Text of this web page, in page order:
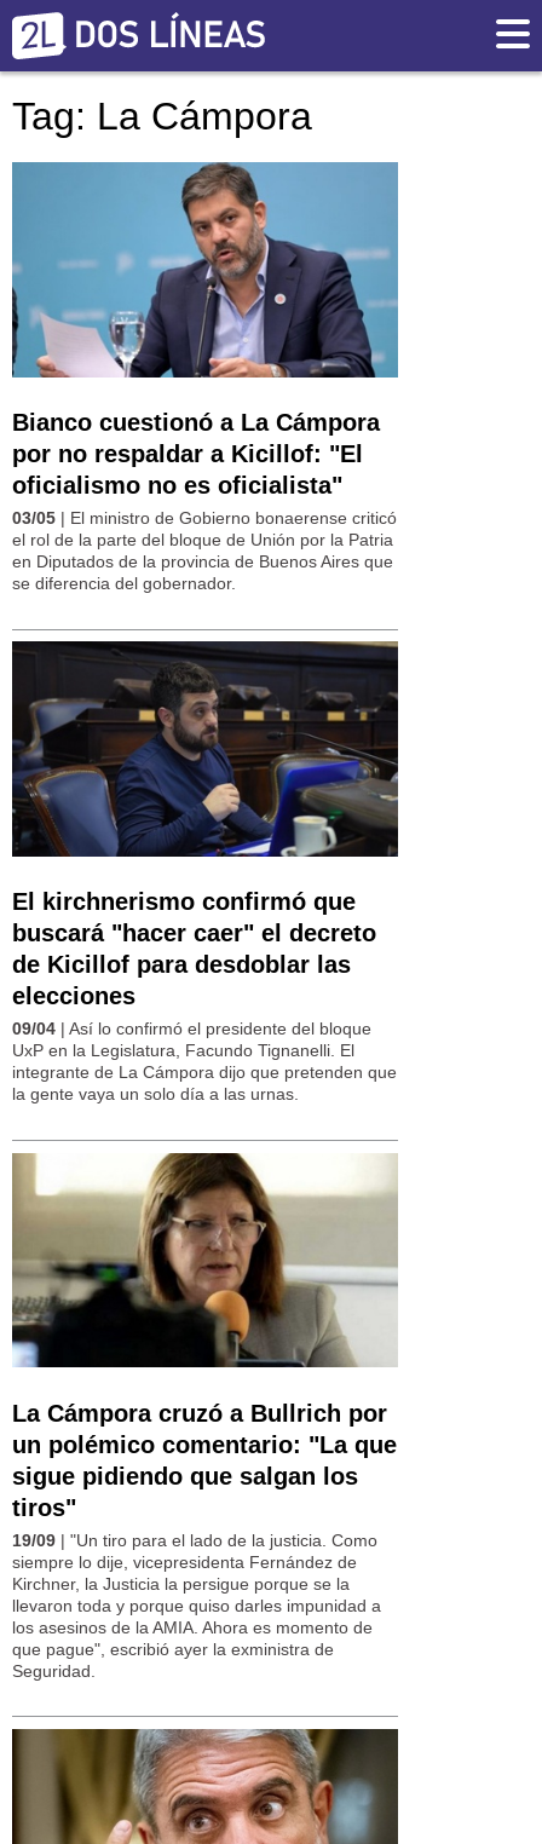
Tag: La Cámpora
Bianco cuestionó a La Cámpora
por no respaldar a Kicillof: "El
oficialismo no es oficialista"
03/05 | El ministro de Gobierno bonaerense criticó
el rol de la parte del bloque de Unión por la Patria
en Diputados de la provincia de Buenos Aires que
se diferencia del gobernador.
El kirchnerismo confirmó que
buscará "hacer caer" el decreto
de Kicillof para desdoblar las
elecciones
09/04 | Así lo confirmó el presidente del bloque
UxP en la Legislatura, Facundo Tignanelli. El
integrante de La Cámpora dijo que pretenden que
la gente vaya un solo día a las urnas.
La Cámpora cruzó a Bullrich por
un polémico comentario: "La que
sigue pidiendo que salgan los
tiros"
19/09 | "Un tiro para el lado de la justicia. Como
siempre lo dije, vicepresidenta Fernández de
Kirchner, la Justicia la persigue porque se la
llevaron toda y porque quiso darles impunidad a
los asesinos de la AMIA. Ahora es momento de
que pague", escribió ayer la exministra de
Seguridad.